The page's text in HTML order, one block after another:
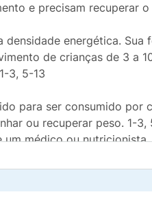
e precisam recuperar
energética.
de crianças de 3 a
3, 5-13
para ser consumido por
ou recuperar peso. 1-
um médico ou nutricionista.
para crianças